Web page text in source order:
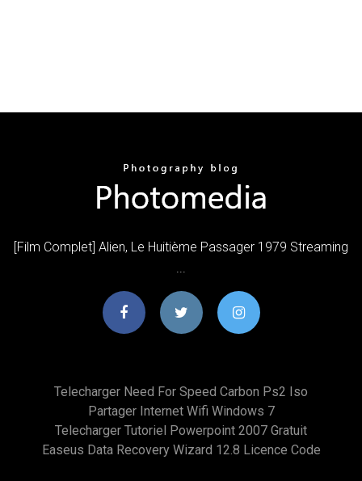
[Film Complet] Alien, Le Huitième Passager 1979 Streaming
Telecharger Need For Speed Carbon Ps2 Iso
Partager Internet Wifi Windows 7
Telecharger Tutoriel Powerpoint 2007 Gratuit
Easeus Data Recovery Wizard 12.8 Licence Code